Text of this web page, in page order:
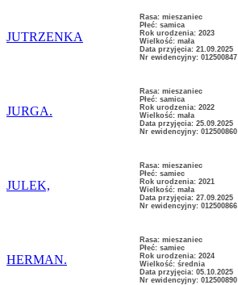
JUTRZENKA
Rasa: mieszaniec
Płeć: samica
Rok urodzenia: 2023
Wielkość: mała
Data przyjęcia: 21.09.2025
Nr ewidencyjny: 012500847
JURGA.
Rasa: mieszaniec
Płeć: samica
Rok urodzenia: 2022
Wielkość: mała
Data przyjęcia: 25.09.2025
Nr ewidencyjny: 012500860
JULEK,
Rasa: mieszaniec
Płeć: samiec
Rok urodzenia: 2021
Wielkość: mała
Data przyjęcia: 27.09.2025
Nr ewidencyjny: 012500866
HERMAN.
Rasa: mieszaniec
Płeć: samiec
Rok urodzenia: 2024
Wielkość: średnia
Data przyjęcia: 05.10.2025
Nr ewidencyjny: 012500890